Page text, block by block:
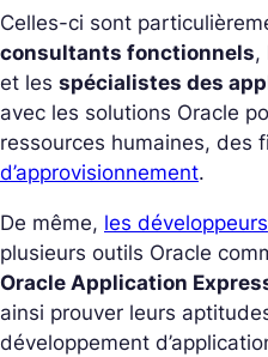
Celles-ci sont
consultants fonctionnels,
et les spécialistes des
avec les solutions Oracle
ressources humaines, des
d’approvisionnement.
De même, les développeurs
plusieurs outils Oracle
Oracle Application
ainsi prouver leurs
développement